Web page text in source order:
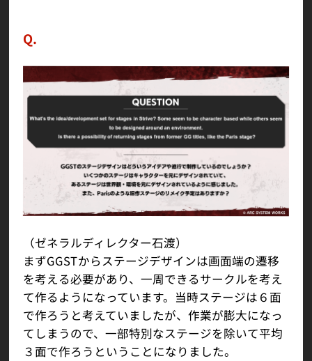
Q.
（ゼネラルディレクター石渡）
まずGGSTからステージデザインは画面端の遷移
を考える必要があり、一周できるサークルを考え
て作るようになっています。当時ステージは６面
で作ろうと考えていましたが、作業が膨大になっ
てしまうので、一部特別なステージを除いて平均
３面で作ろうということになりました。